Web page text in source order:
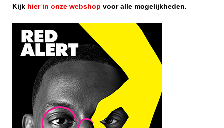
Kijk hier in onze webshop voor alle mogelijkheden.